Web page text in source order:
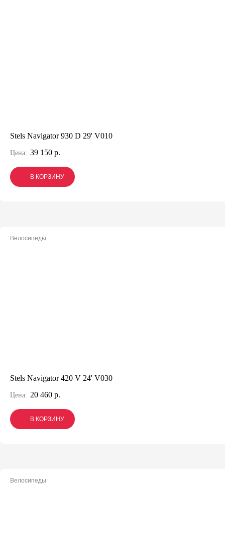
Stels Navigator 930 D 29' V010
Цена: 39 150 р.
В КОРЗИНУ
В КОРЗИНУ
В КОРЗИНУ
Велосипеды
Stels Navigator 420 V 24' V030
Цена: 20 460 р.
В КОРЗИНУ
В КОРЗИНУ
В КОРЗИНУ
Велосипеды